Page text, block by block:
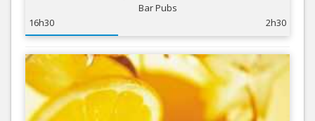
Bar Pubs
16h30
2h30